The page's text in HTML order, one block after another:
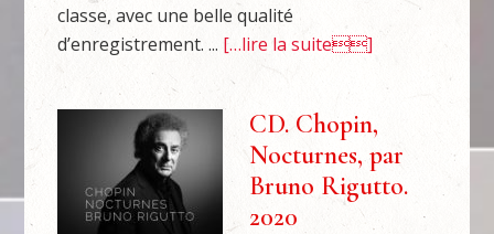
classe, avec une belle qualité
d’enregistrement. ... […lire la suite]
CD. Chopin,
Nocturnes, par
Bruno Rigutto.
2020